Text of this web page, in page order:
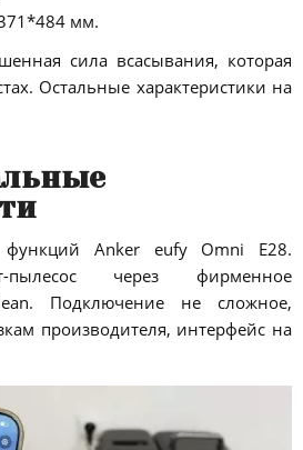
мм.
сила всасывания, которая
Остальные характеристики на
Anker eufy Omni E28.
пылесос через фирменное
Подключение не сложное,
производителя, интерфейс на